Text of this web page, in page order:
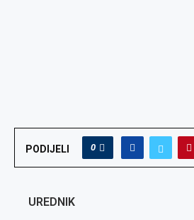
PODIJELI 0
UREDNIK